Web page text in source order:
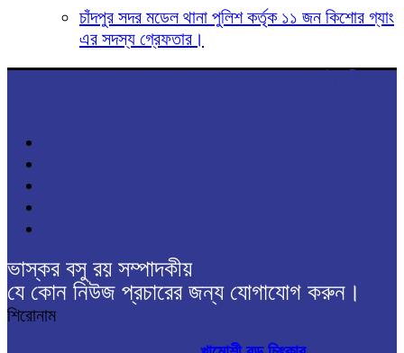
চাঁদপুর সদর মডেল থানা পুলিশ কর্তৃক ১১ জন কিশোর গ্যাং
এর সদস্য গ্রেফতার।
ভাস্কর বসু রয় সম্পাদকীয়
যে কোন নিউজ প্রচারের জন্য যোগাযোগ করুন।
শিরোনাম